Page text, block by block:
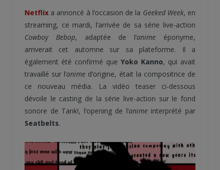
Netflix a annoncé à l’occasion de la Geeked Week, en
streaming, ce mardi, l’arrivée de sa série live-action
Cowboy Bebop, adaptée de l’anime éponyme,
arriverait cet automne sur sa plateforme. Il a
également été confirmé que Yoko Kanno, qui avait
travaillé sur l’anime d’origine, était la compositrice de
ce nouveau média. La vidéo teaser ci-dessous
dévoile le casting de la série live-action sur le fond
sonore de Tank!, l’opening de l’animeinterprété par
Seatbelts.